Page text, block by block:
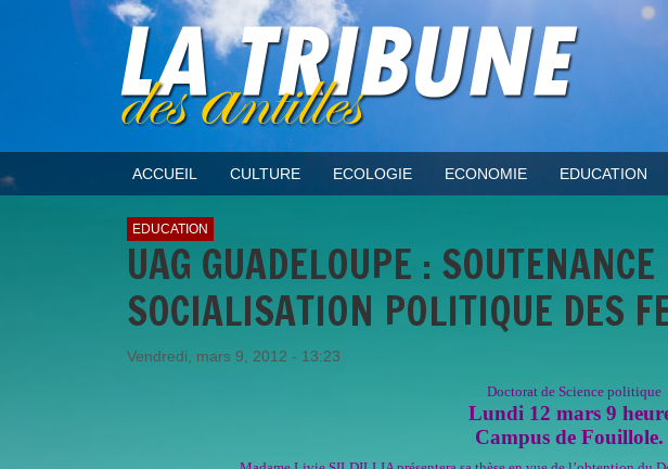
ACCUEIL CULTURE ECOLOGIE ECONOMIE EDUCATION
EDUCATION
UAG GUADELOUPE :
SOCIALISATION POLITIQUE DES
Vendredi, mars 9, 2012 - 13:23
Doctorat de Science politique
Lundi 12 mars 9
Campus de Fouillole.